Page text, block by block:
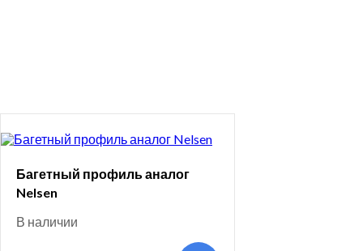
Багетный профиль аналог
Nelsen
В наличии